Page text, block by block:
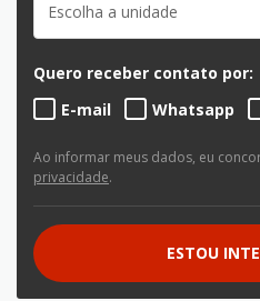
Escolha a unidade
Quero receber contato por:
E-mail
Whatsapp
Ao informar meus dados, eu
privacidade.
ESTOU